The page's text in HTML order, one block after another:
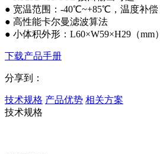
● 宽温范围：-40℃~+85℃，温度补偿
● 高性能卡尔曼滤波算法
● 小体积外形：L60×W59×H29（mm）
下载产品手册
分享到：
技术规格 产品优势 相关方案
技术规格